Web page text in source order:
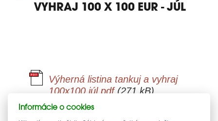
VYHRAJ 100 X 100 EUR - JÚL
Výherná listina tankuj a vyhraj
100x100 júl.pdf(271 kB)
Informácie o cookies